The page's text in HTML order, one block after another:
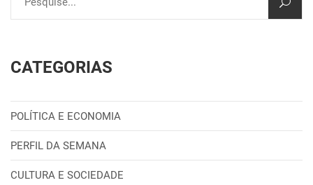
CATEGORIAS
POLÍTICA E ECONOMIA
PERFIL DA SEMANA
CULTURA E SOCIEDADE